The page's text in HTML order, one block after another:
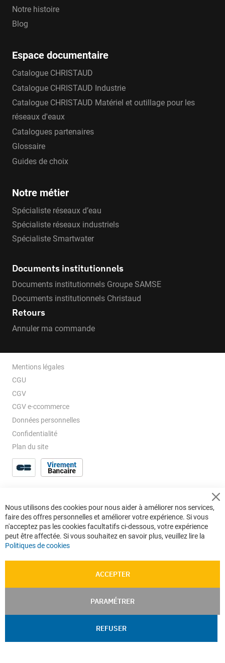
Notre histoire
Blog
Espace documentaire
Catalogue CHRISTAUD
Catalogue CHRISTAUD Industrie
Catalogue CHRISTAUD Matériel et outillage pour les
réseaux d'eaux
Catalogues partenaires
Glossaire
Guides de choix
Notre métier
Spécialiste réseaux d’eau
Spécialiste réseaux industriels
Spécialiste Smartwater
Documents institutionnels
Documents institutionnels Groupe SAMSE
Documents institutionnels Christaud
Retours
Annuler ma commande
Mentions légales
CGU
CGV
CGV e-ccommerce
Données personnelles
Confidentialité
Plan du site
Nous utilisons des cookies pour nous aider à améliorer nos services,
faire des offres personnelles et améliorer votre expérience. Si vous
n'acceptez pas les cookies facultatifs ci-dessous, votre expérience
peut être affectée. Si vous souhaitez en savoir plus, veuillez lire la
Politiques de cookies
ACCEPTER
PARAMÉTRER
REFUSER